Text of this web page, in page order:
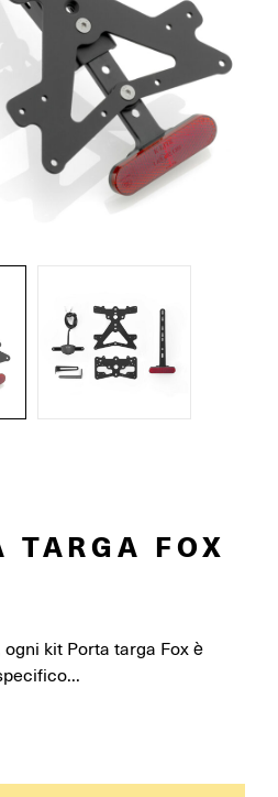
TARGA FOX
kit Porta targa Fox è